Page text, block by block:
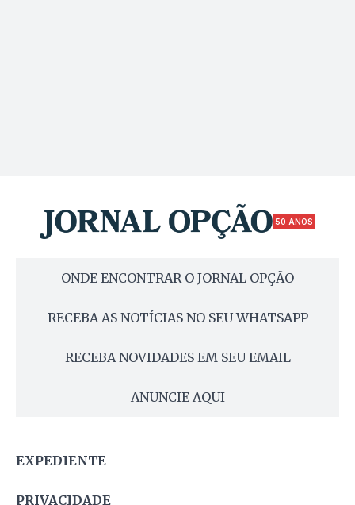
50 ANOS
ONDE ENCONTRAR O JORNAL OPÇÃO
RECEBA AS NOTÍCIAS NO SEU WHATSAPP
RECEBA NOVIDADES EM SEU EMAIL
ANUNCIE AQUI
EXPEDIENTE
PRIVACIDADE